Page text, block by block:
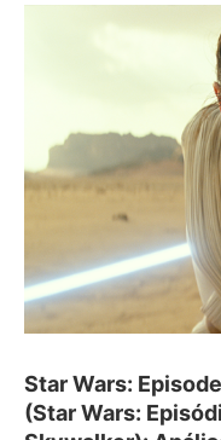
Star Wars:
(Star Wars: